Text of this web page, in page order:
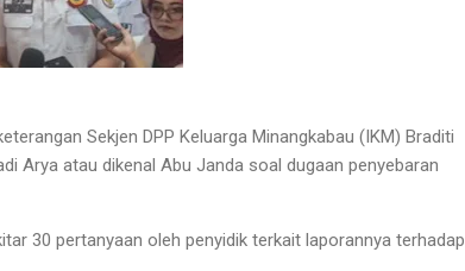
Sekjen DPP Keluarga Minangkabau (IKM) Braditi
Arya atau dikenal Abu Janda soal dugaan penyebaran
30 pertanyaan oleh penyidik terkait laporannya terhadap